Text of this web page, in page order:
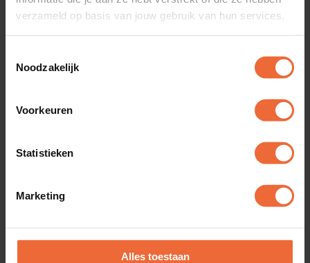
verzameld op basis van jouw gebruik van hun services.
Noodzakelijk
Voorkeuren
Statistieken
Marketing
Alles toestaan
Het beheren van het strandpaviljoen kassasysteem
doe je in de cloudbased backoffice. Je menukaart
en tafelnummers pas je met een paar klikken aan.
Geen hogere wiskunde. En dankzij de ingebouwde
business intelligence tool vergelijk je zonder
moeite de periode augustus met vorig jaar en
merk je verschillen op in het aantal verkochte
cocktails per medewerker. Zo leg je samen met je
team de lat telkens hoger!
Ontdek de backoffice